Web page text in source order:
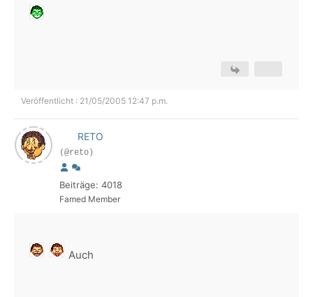
Veröffentlicht : 21/05/2005 12:47 p.m.
RETO
(@reto)
Beiträge: 4018
Famed Member
Auch